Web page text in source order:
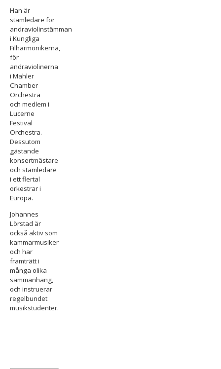
Han är
stämledare för
andraviolinstämman
i Kungliga
Filharmonikerna,
för
andraviolinerna
i Mahler
Chamber
Orchestra
ochmedlem i
Lucerne
Festival
Orchestra.
Dessutom
gästande
konsertmästare
och stämledare
i ett flertal
orkestrar i
Europa.
Johannes
Lörstad är
också aktiv som
kammarmusiker
och har
framträtt i
många olika
sammanhang,
och instruerar
regelbundet
musikstudenter.